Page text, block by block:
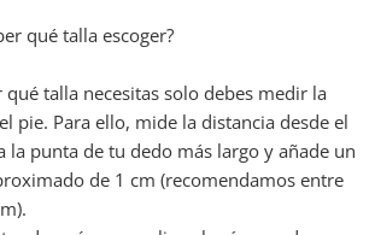
qué talla escoger?
qué talla necesitas solo debes medir la
pie. Para ello, mide la distancia desde el
la punta de tu dedo más largo y añade un
de 1 cm (recomendamos entre